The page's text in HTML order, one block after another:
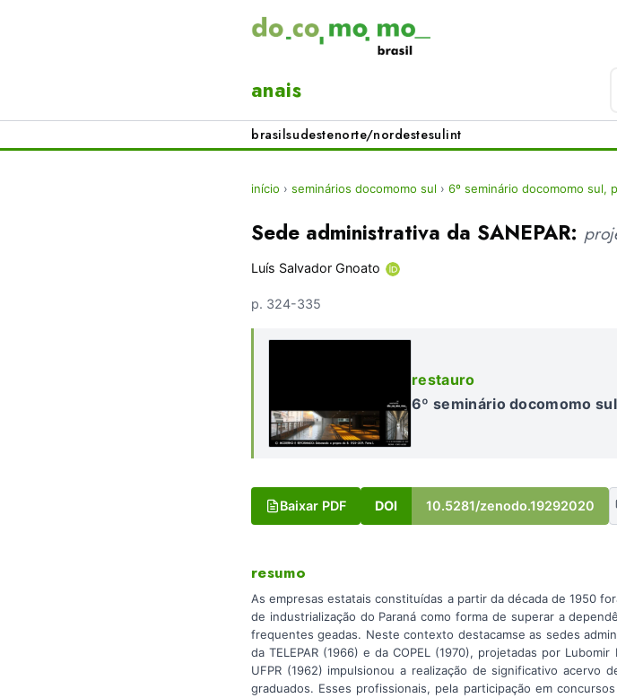
anais
brasilsudestenorte/nordestesulint
início › seminários docomomo sul › 6º seminário docomomo sul,
Sede administrativa da SANEPAR:
Luís Salvador Gnoato
p. 324-335
restauro
6º seminário docomomo
Baixar PDF DOI 10.5281/zenodo.19292020
resumo
As empresas estatais constituídas a partir da década de 1950
de industrialização do Paraná como forma de superar a
frequentes geadas. Neste contexto destacamse as sedes
da TELEPAR (1966) e da COPEL (1970), projetadas por
UFPR (1962) impulsionou a realização de significativo
graduados. Esses profissionais, pela participação em